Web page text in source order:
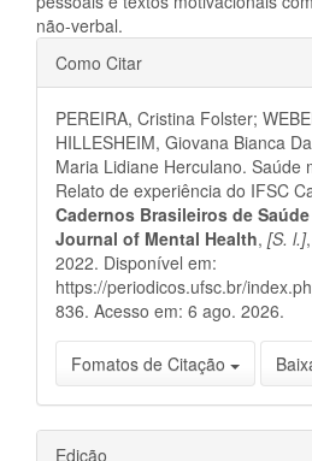
não-verbal.
Detalhes
do
artigo
Como Citar
PEREIRA, Cristina Folster;
HILLESHEIM, Giovana Bianca
Maria Lidiane Herculano. Saúde
Relato de experiência do IFSC
Cadernos Brasileiros de
Journal of Mental Health, [S. l.]
2022. Disponível em:
https://periodicos.ufsc.br/
836. Acesso em: 6 ago. 2026.
Fomatos de Citação
Edição